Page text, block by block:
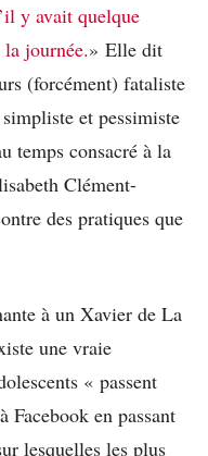
y avait quelque
journée.» Elle dit
(forcément) fataliste
et pessimiste
temps consacré à la
Clément-
des pratiques que
à un Xavier de La
une vraie
« passent
Facebook en passant
lesquelles les plus